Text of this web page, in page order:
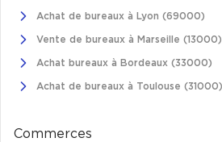
Achat de bureaux à Lyon (69000)
Vente de bureaux à Marseille (13000)
Achat bureaux à Bordeaux (33000)
Achat de bureaux à Toulouse (31000)
Commerces